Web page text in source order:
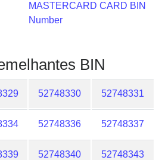
MASTERCARD CARD BIN
Number
BIN
52748330 52748331
52748336 52748337
52748340 52748343